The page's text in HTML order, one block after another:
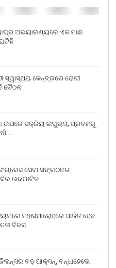
ଅଭୟାରଣ୍ୟରେ ଏକ ମାଈ
ସ୍ୱାସ୍ଥ୍ୟ କେନ୍ଦ୍ରରେ ରୋଗୀ
ବୈଠକ
ଉପରେ ସକ୍ରିୟ ଲଘୁଚାପ, ପ୍ରବଳରୁ
ସେବା ସଙ୍ଗଠନର
ଉଦଘାଟିତ
ମହାସମାରୋହରେ ପାଳିତ ହେବ
ଦିବସ
ବଡ଼ ଆକ୍ସନ୍, ବନ୍ଧାହେଲେ